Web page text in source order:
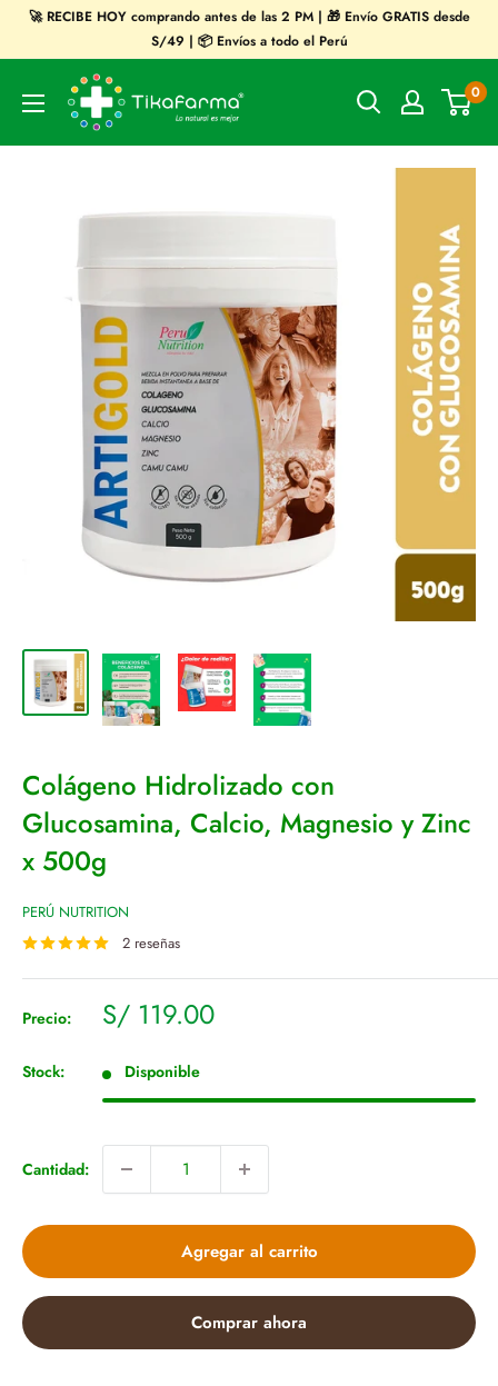
contenido
🚀 RECIBE HOY comprando antes de las 2 PM | 🎁 Envío GRATIS desde
S/49 | 📦 Envíos a todo el Perú
Tikafarma 0
Colágeno Hidrolizado con
Glucosamina, Calcio, Magnesio y Zinc
x 500g
PERÚ NUTRITION
2 reseñas
Precio: Precio
de
venta
S/ 119.00
Stock: Disponible
Cantidad:
Agregar al carrito
Comprar ahora